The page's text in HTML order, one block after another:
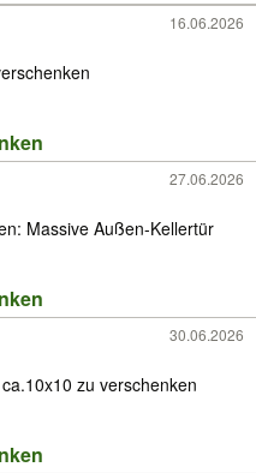
16.06.2026
27.06.2026
Massive Außen-Kellertür
30.06.2026
zu verschenken